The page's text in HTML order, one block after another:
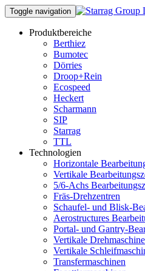
Toggle navigation
Produktbereiche
Berthiez
Bumotec
Dörries
Droop+Rein
Ecospeed
Heckert
Scharmann
SIP
Starrag
TTL
Technologien
Horizontale
Vertikale
5/6-Achs
Fräs-Drehzentren
Schaufel- und Blisk-
Aerostructures
Portal- und Gantry-
Vertikale
Vertikale
Transfermaschinen